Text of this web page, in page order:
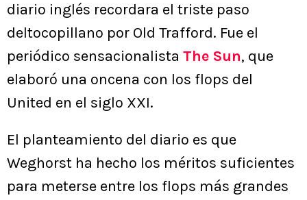
diario inglés recordara el triste paso
deltocopillano por Old Trafford. Fue el
periódico sensacionalista The Sun, que
elaboró una oncena con los flops del
United en el siglo XXI.
El planteamiento del diario es que
Weghorst ha hecho los méritos suficientes
para meterse entre los flops más grandes